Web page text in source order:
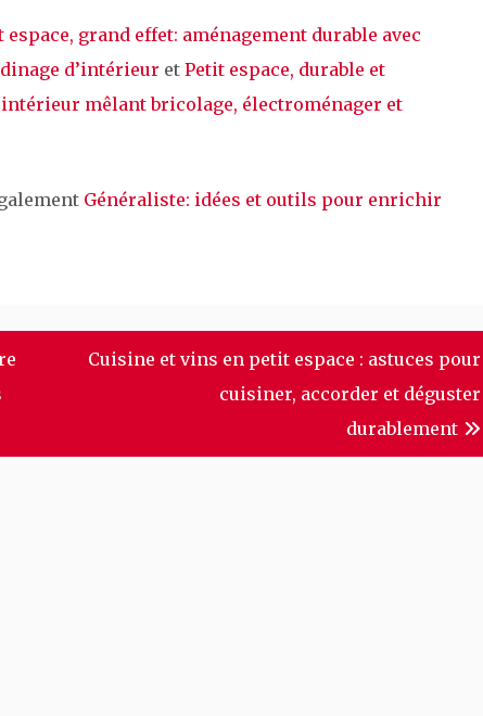
espace, grand effet: aménagement durable avec
d’intérieur et Petit espace, durable et
mêlant bricolage, électroménager et
Généraliste: idées et outils pour enrichir
Cuisine et vins en petit espace : astuces pour
cuisiner, accorder et déguster
durablement